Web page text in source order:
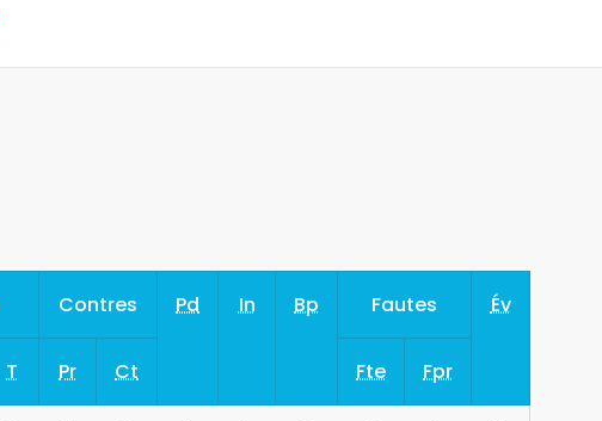
Contres Pd In Bp Fautes Év
T Pr Ct Fte Fpr